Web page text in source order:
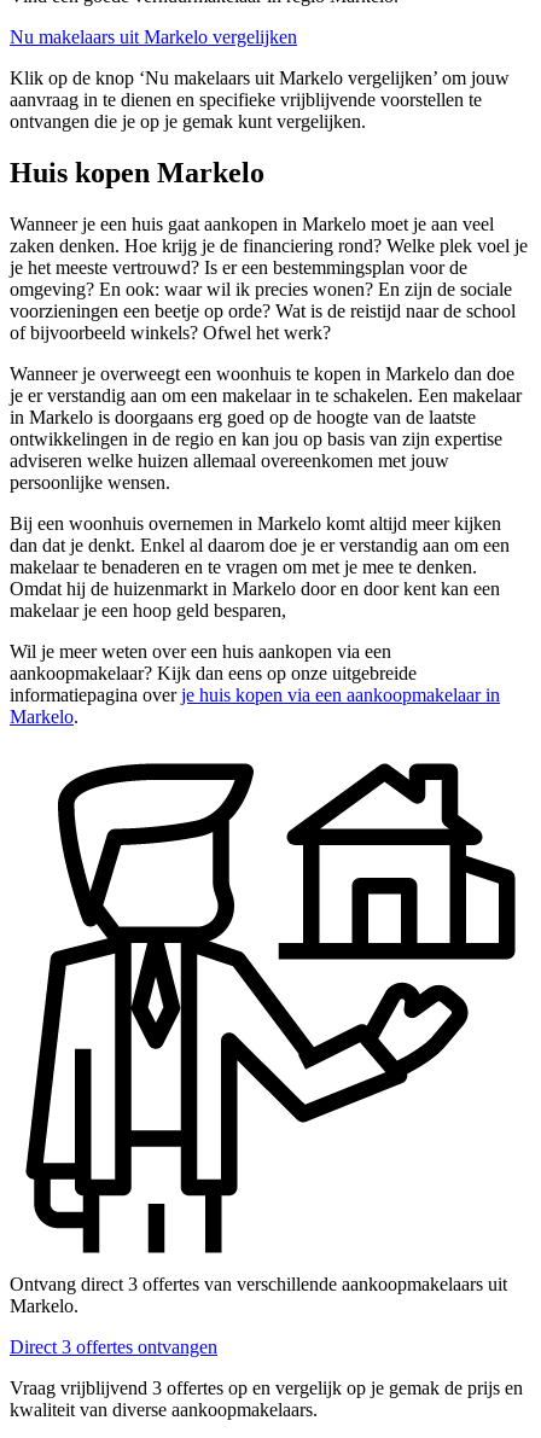
Nu makelaars uit Markelo vergelijken
Klik op de knop ‘Nu makelaars uit Markelo vergelijken’ om jouw
aanvraag in te dienen en specifieke vrijblijvende voorstellen te
ontvangen die je op je gemak kunt vergelijken.
Huis kopen Markelo
Wanneer je een huis gaat aankopen in Markelo moet je aan veel
zaken denken. Hoe krijg je de financiering rond? Welke plek voel je
je het meeste vertrouwd? Is er een bestemmingsplan voor de
omgeving? En ook: waar wil ik precies wonen? En zijn de sociale
voorzieningen een beetje op orde? Wat is de reistijd naar de school
of bijvoorbeeld winkels? Ofwel het werk?
Wanneer je overweegt een woonhuis te kopen in Markelo dan doe
je er verstandig aan om een makelaar in te schakelen. Een makelaar
in Markelo is doorgaans erg goed op de hoogte van de laatste
ontwikkelingen in de regio en kan jou op basis van zijn expertise
adviseren welke huizen allemaal overeenkomen met jouw
persoonlijke wensen.
Bij een woonhuis overnemen in Markelo komt altijd meer kijken
dan dat je denkt. Enkel al daarom doe je er verstandig aan om een
makelaar te benaderen en te vragen om met je mee te denken.
Omdat hij de huizenmarkt in Markelo door en door kent kan een
makelaar je een hoop geld besparen,
Wil je meer weten over een huis aankopen via een
aankoopmakelaar? Kijk dan eens op onze uitgebreide
informatiepagina overje huis kopen via een aankoopmakelaar in
Markelo.
Ontvang direct 3 offertes van verschillende aankoopmakelaars uit
Markelo.
Direct 3 offertes ontvangen
Vraag vrijblijvend 3 offertes op en vergelijk op je gemak de prijs en
kwaliteit van diverse aankoopmakelaars.